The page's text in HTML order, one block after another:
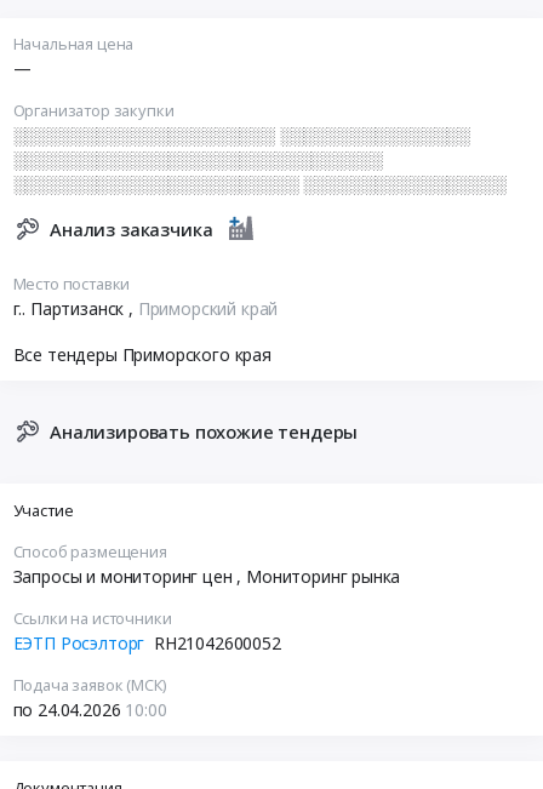
Начальная цена
—
Организатор закупки
░░░░░░░░░░░░░░░░░░░░░░ ░░░░░░░░░░░░░░░░
░░░░░░░░░░░░░░░░░░░░░░░░░░░░░░░
░░░░░░░░░░░░░░░░░░░░░░░░ ░░░░░░░░░░░░░░░░░
Анализ заказчика
Место поставки
г.. Партизанск , Приморский край
Все тендеры Приморского края
Анализировать похожие тендеры
Участие
Способ размещения
Запросы и мониторинг цен , Мониторинг рынка
Ссылки на источники
ЕЭТП Росэлторг RH21042600052
Подача заявок (МСК)
по 24.04.2026 10:00